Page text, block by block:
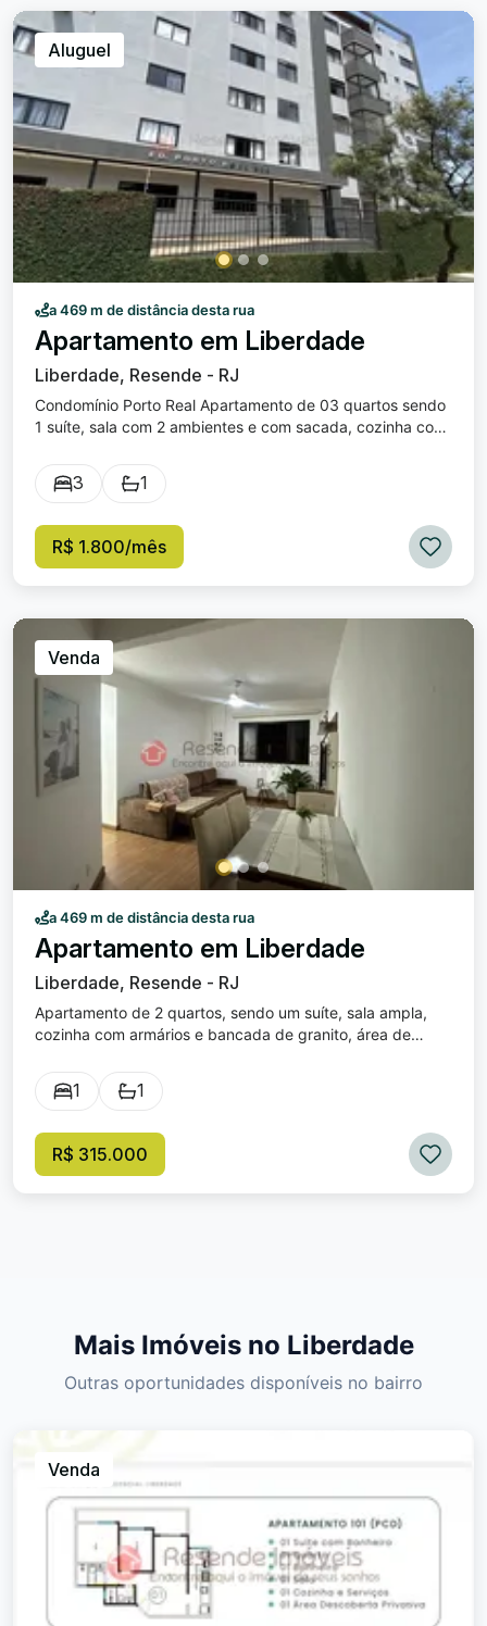
1.332,00 (valor atual); • Gás encanado (Naturgy); • Taxa
de incêndio. O valor do condomínio inclui faxina das áreas
comuns, energia elétrica de uso comum e consumo de
água. Entre em contato para mais informações e
agendamento de visita.
www.marisaimoveisresende.com.br (24) 3355-3165
Marisa: (24) 99262-6822 Márcio: (24) 99239-6573 Meire:
(24) 99853-8081
Aluguel
a 469 m de distância desta rua
Apartamento em Liberdade
Liberdade, Resende - RJ
Condomínio Porto Real Apartamento de 03 quartos sendo
1 suíte, sala com 2 ambientes e com sacada, cozinha com
serviço com lavabo; apartamento todo em porcelanato e
amplo também possui garagem coberta. O Condomínio
3 1
R$ 1.800/mês
Venda
a 469 m de distância desta rua
Apartamento em Liberdade
Liberdade, Resende - RJ
Apartamento de 2 quartos, sendo um suíte, sala ampla,
cozinha com armários e bancada de granito, área de
Condomínio com playground e academia.
1 1
R$ 315.000
Mais Imóveis no Liberdade
Outras oportunidades disponíveis no bairro
Venda